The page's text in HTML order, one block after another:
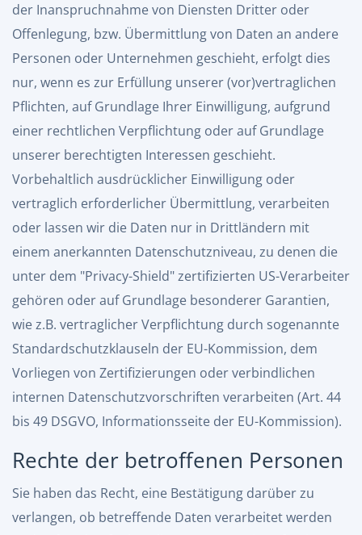
der Inanspruchnahme von Diensten Dritter oder
Offenlegung, bzw. Übermittlung von Daten an andere
Personen oder Unternehmen geschieht, erfolgt dies
nur, wenn es zur Erfüllung unserer (vor)vertraglichen
Pflichten, auf Grundlage Ihrer Einwilligung, aufgrund
einer rechtlichen Verpflichtung oder auf Grundlage
unserer berechtigten Interessen geschieht.
Vorbehaltlich ausdrücklicher Einwilligung oder
vertraglich erforderlicher Übermittlung, verarbeiten
oder lassen wir die Daten nur in Drittländern mit
einem anerkannten Datenschutzniveau, zu denen die
unter dem "Privacy-Shield" zertifizierten US-Verarbeiter
gehören oder auf Grundlage besonderer Garantien,
wie z.B. vertraglicher Verpflichtung durch sogenannte
Standardschutzklauseln der EU-Kommission, dem
Vorliegen von Zertifizierungen oder verbindlichen
internen Datenschutzvorschriften verarbeiten (Art. 44
bis 49 DSGVO, Informationsseite der EU-Kommission).
Rechte der betroffenen Personen
Sie haben das Recht, eine Bestätigung darüber zu
verlangen, ob betreffende Daten verarbeitet werden